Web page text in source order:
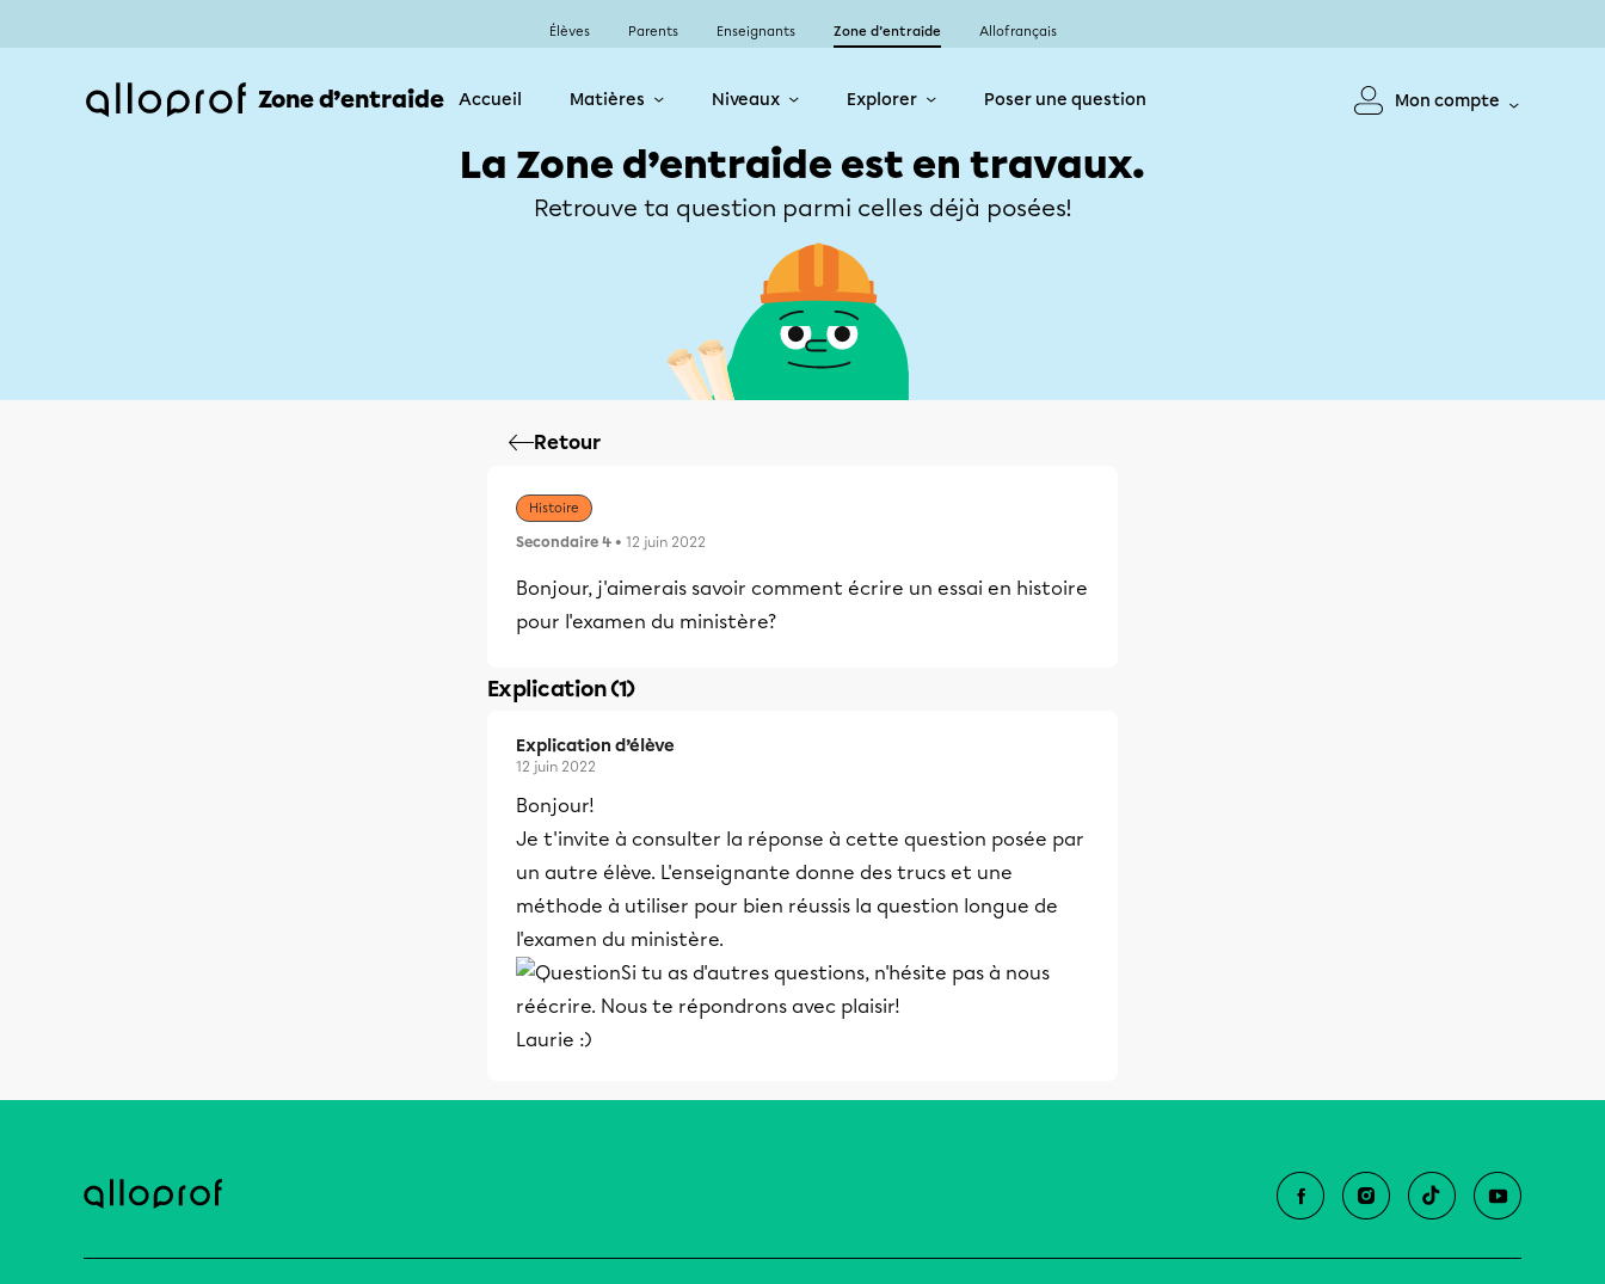
Élèves Parents Enseignants Zone d’entraide Allofrançais
Zone d’entraide Accueil Matières Niveaux Explorer Poser une question Mon compte
La Zone d’entraide est en travaux.
Retrouve ta question parmi celles déjà posées!
Retour
Histoire
Secondaire 4 • 12 juin 2022
Bonjour, j'aimerais savoir comment écrire un essai en histoire
pour l'examen du ministère?
Explication (1)
Explication d’élève
12 juin 2022
Bonjour!
Je t'invite à consulter la réponse à cette question posée par
un autre élève. L'enseignante donne des trucs et une
méthode à utiliser pour bien réussis la question longue de
l'examen du ministère.
Si tu as d'autres questions, n'hésite pas à nous
réécrire. Nous te répondrons avec plaisir!
Laurie :)